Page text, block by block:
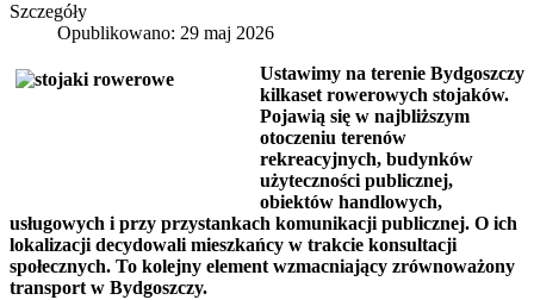
Szczegóły
Opublikowano: 29 maj 2026
Ustawimy na terenie Bydgoszczy
kilkaset rowerowych stojaków.
Pojawią się w najbliższym
otoczeniu terenów
rekreacyjnych, budynków
użyteczności publicznej,
obiektów handlowych,
usługowych i przy przystankach komunikacji publicznej. O ich
lokalizacji decydowali mieszkańcy w trakcie konsultacji
społecznych. To kolejny element wzmacniający zrównoważony
transport w Bydgoszczy.